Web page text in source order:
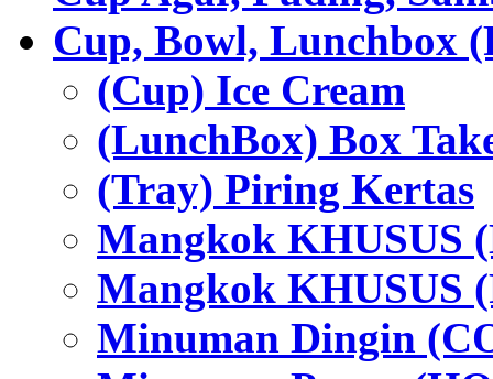
Cup, Bowl, Lunchbox
(Cup) Ice Cream
(LunchBox) Box
(Tray) Piring Kertas
Mangkok KHUSUS
Mangkok KHUSUS
Minuman Dingin